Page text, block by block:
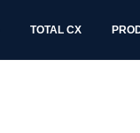
TOTAL CX